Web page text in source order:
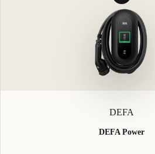
DEFA
DEFA Power